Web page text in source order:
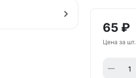
65 ₽
Цена за шт.